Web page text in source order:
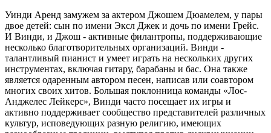
Уинди Аренд замужем за актером Джошем Дюамелем, у пары
двое детей: сын по имени Эксл Джек и дочь по имени Грейс.
И Винди, и Джош - активные филантропы, поддерживающие
несколько благотворительных организаций. Винди -
талантливый пианист и умеет играть на нескольких других
инструментах, включая гитару, барабаны и бас. Она также
является одаренным автором песен, написав или соавтором
многих своих хитов. Большая поклонница команды «Лос-
Анджелес Лейкерс», Винди часто посещает их игры и
активно поддерживает сообщество представителей различных
культур, исповедующих разную религию, имеющих